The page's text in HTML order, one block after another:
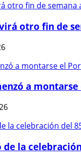
otro fin de
a
la